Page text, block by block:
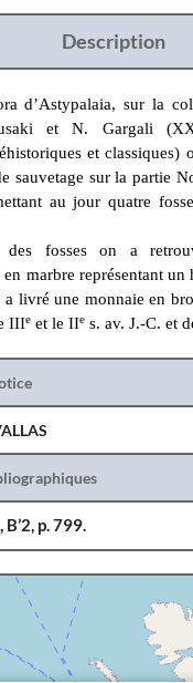
Description
d’Astypalaia, sur la
et N. Gargali
et classiques)
sauvetage sur la partie
au jour quatre
des fosses on a
marbre représentant un
a livré une monnaie en
IIIe et le IIe s. av. J.-C. et
p. 799.